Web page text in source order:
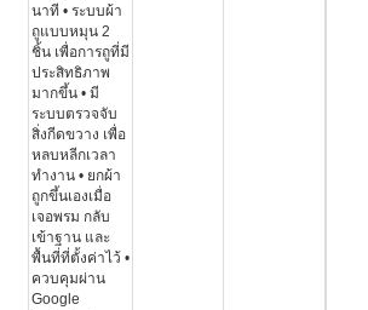
นาที • ระบบผ้า
ถูแบบหมุน 2
ชิ้น เพื่อการถูที่มี
ประสิทธิภาพ
มากขึ้น • มี
ระบบตรวจจับ
สิ่งกีดขวาง เพื่อ
หลบหลีกเวลา
ทำงาน • ยกผ้า
ถูกขึ้นเองเมื่อ
เจอพรม กลับ
เข้าฐาน และ
พื้นที่ที่ตั้งค่าไว้ •
ควบคุมผ่าน
Google